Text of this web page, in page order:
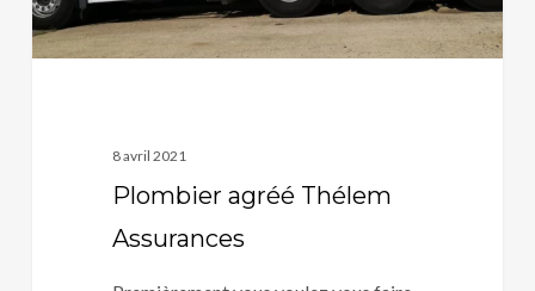
8 avril 2021
Plombier agréé Thélem
Assurances